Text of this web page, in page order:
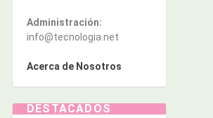
Administración:
info@tecnologia.net
Acerca de Nosotros
DESTACADOS